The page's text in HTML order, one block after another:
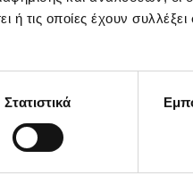
τις οποίες έχουν
Στατιστικά